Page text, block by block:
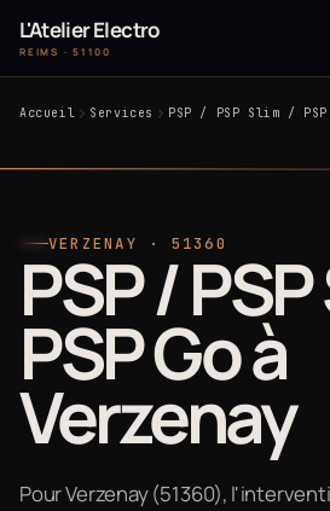
L'Atelier Electro
REIMS · 51100
Accueil Services PSP / PSP Slim / PSP
VERZENAY · 51360
PSP /
PSP Go à
Verzenay
Pour Verzenay (51360),